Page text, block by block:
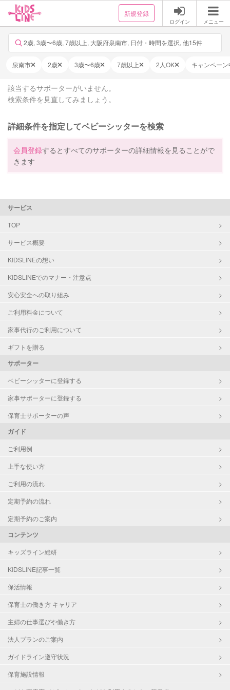
新規登録
ログイン メニュー
2歳, 3歳〜6歳, 7歳以上, 大阪府泉南市, 日付・時間を選択, 他15件
泉南市 2歳 3歳〜6歳 7歳以上 2人OK キャンペーン
該当するサポーターがいません。
検索条件を見直してみましょう。
詳細条件を指定してベビーシッターを検索
会員登録するとすべてのサポーターの詳細情報を見ることがで
きます
サービス
TOP
サービス概要
KIDSLINEの想い
KIDSLINEでのマナー・注意点
安心安全への取り組み
ご利用料金について
家事代行のご利用について
ギフトを贈る
サポーター
ベビーシッターに登録する
家事サポーターに登録する
保育士サポーターの声
ガイド
ご利用例
上手な使い方
ご利用の流れ
定期予約の流れ
定期予約のご案内
コンテンツ
キッズライン総研
KIDSLINE記事一覧
保活情報
保育士の働き方 キャリア
主婦の仕事選びや働き方
法人プランのご案内
ガイドライン遵守状況
保育施設情報